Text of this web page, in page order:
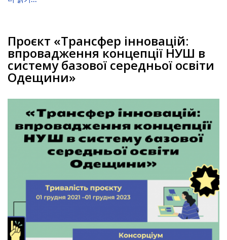
Проєкт «Трансфер інновацій:
впровадження концепції НУШ в
систему базової середньої освіти
Одещини»